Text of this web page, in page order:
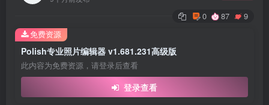
0 87 9
Polish专业照片编辑器 v1.681.231高级版
此内容为免费资源，请登录后查看
登录查看
免费资源